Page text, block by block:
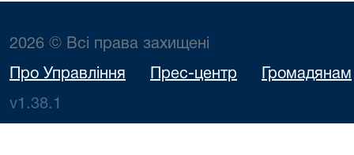
2026 © Всі права захищені
Про Управління Прес-центр Громадянам
v1.38.1